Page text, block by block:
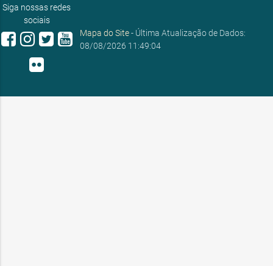
Siga nossas redes
sociais
Mapa do Site- Última Atualização de Dados:
08/08/2026 11:49:04